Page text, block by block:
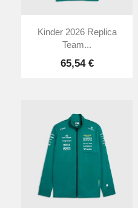
Kinder 2026 Replica
Team...
65,54 €